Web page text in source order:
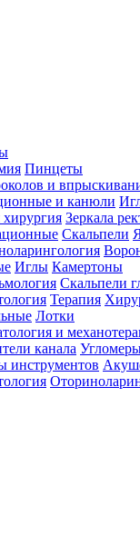
Пинцеты
и
и канюли
Зеркала
Скальпели
Иглы Камертоны
Скальпели
Терапия
Лотки
и
канала
инструментов